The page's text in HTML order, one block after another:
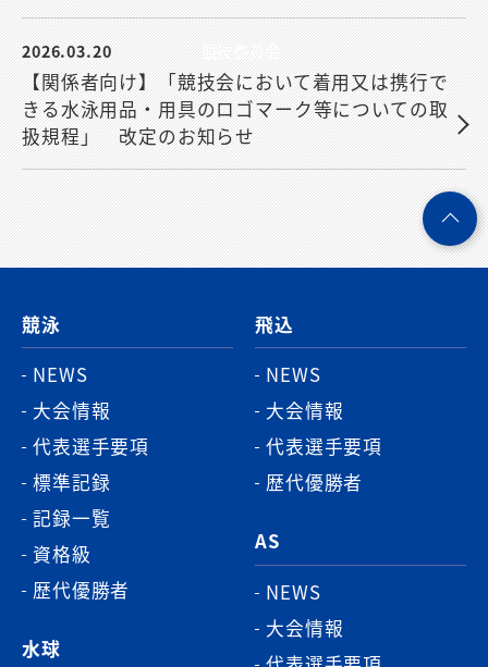
2026.03.20 競技委員会
【関係者向け】「競技会において着用又は携行で
きる水泳用品・用具のロゴマーク等についての取
扱規程」 改定のお知らせ
競泳
NEWS
大会情報
代表選手要項
標準記録
記録一覧
資格級
歴代優勝者
水球
飛込
NEWS
大会情報
代表選手要項
歴代優勝者
AS
NEWS
大会情報